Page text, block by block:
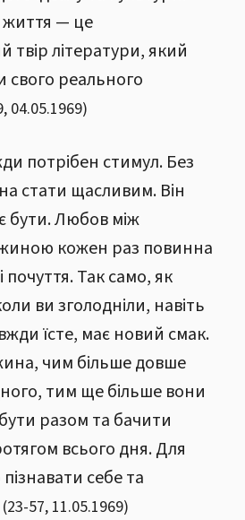
— це
твір літератури, який
свого реального
, 04.05.1969)
потрібен стимул. Без
стати щасливим. Він
бути. Любов між
кожен раз повинна
Так само, як
ви зголодніли, навіть
їсте, має новий смак.
чим більше довше
тим ще більше вони
разом та бачити
всього дня. Для
себе та
(23-57, 11.05.1969)